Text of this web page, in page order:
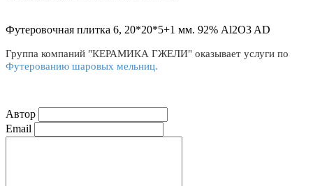
Футеровочная плитка 6, 20*20*5+1 мм. 92% Al2O3 AD
Группа компаний "КЕРАМИКА ГЖЕЛИ" оказывает услуги по
Футерованию шаровых мельниц.
Автор
Email